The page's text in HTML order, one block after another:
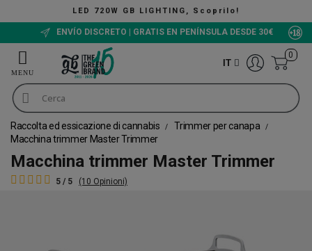
LIGHTING, Scoprilo!
ENVÍO DISCRETO | GRATIS EN PENÍNSULA DESDE 30€
IT
0
Raccolta ed essicazione di cannabis
Trimmer per canapa
Macchina trimmer Master Trimmer
Macchina trimmer Master Trimmer
5 / 5 (10 Opinioni)